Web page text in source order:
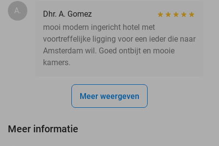
A.
Dhr. A. Gomez
mooi modern ingericht hotel met
voortreffelijke ligging voor een ieder die naar
Amsterdam wil. Goed ontbijt en mooie
kamers.
Meer weergeven
Meer informatie